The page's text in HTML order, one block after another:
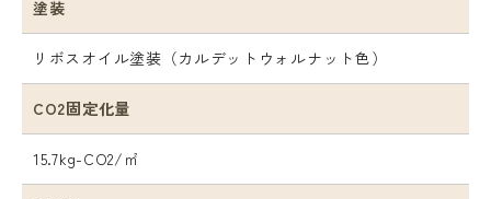
塗装
リボスオイル塗装（カルデットウォルナット色）
CO2固定化量
15.7kg-CO2/㎡